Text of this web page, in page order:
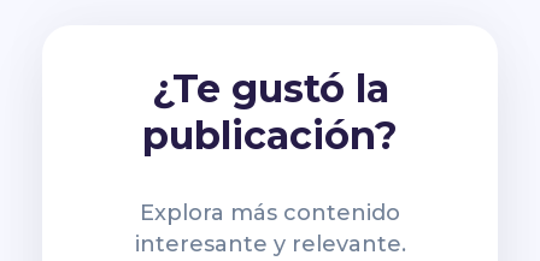
¿Te gustó la
publicación?
Explora más contenido
interesante y relevante.